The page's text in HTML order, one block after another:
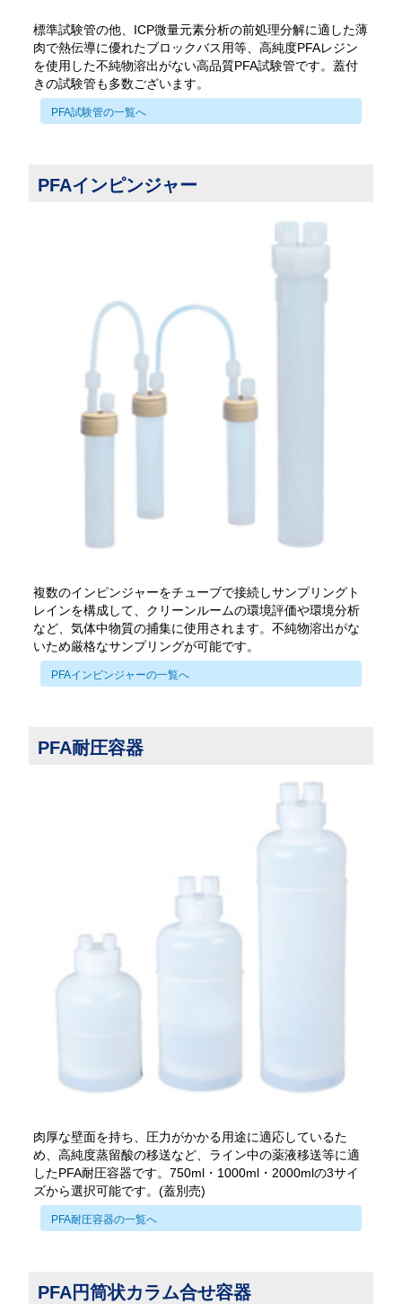
標準試験管の他、ICP微量元素分析の前処理分解に適した薄
肉で熱伝導に優れたブロックバス用等、高純度PFAレジン
を使用した不純物溶出がない高品質PFA試験管です。蓋付
きの試験管も多数ございます。
PFA試験管の一覧へ
PFAインピンジャー
複数のインピンジャーをチューブで接続しサンプリングト
レインを構成して、クリーンルームの環境評価や環境分析
など、気体中物質の捕集に使用されます。不純物溶出がな
いため厳格なサンプリングが可能です。
PFAインピンジャーの一覧へ
PFA耐圧容器
肉厚な壁面を持ち、圧力がかかる用途に適応しているた
め、高純度蒸留酸の移送など、ライン中の薬液移送等に適
したPFA耐圧容器です。750ml・1000ml・2000mlの3サイ
ズから選択可能です。(蓋別売)
PFA耐圧容器の一覧へ
PFA円筒状カラム合せ容器